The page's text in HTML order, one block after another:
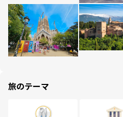
旅のテーマ